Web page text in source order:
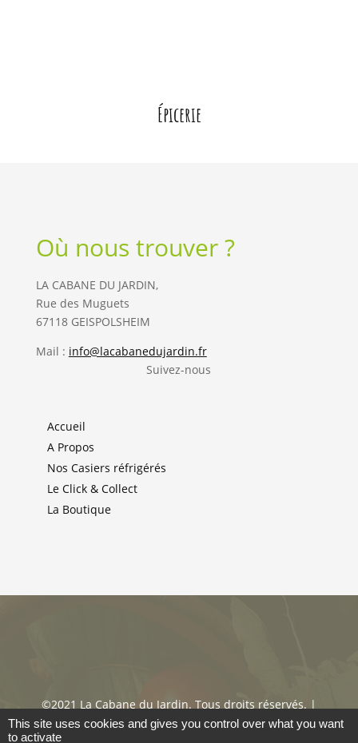
Épicerie
Où nous trouver ?
LA CABANE DU JARDIN,
Rue des Muguets
67118 GEISPOLSHEIM
Mail : info@lacabanedujardin.fr
Suivez-nous
Accueil
A Propos
Nos Casiers réfrigérés
Le Click & Collect
La Boutique
©2021 La Cabane du Jardin. Tous droits réservés. |
Mentions Légales & Politique de confidentialité|
This site uses cookies and gives you control over what you want
to activate